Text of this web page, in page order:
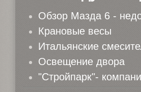
Обзор Мазда 6 -
Крановые весы
Итальянские
Освещение двора
"Стройпарк"-